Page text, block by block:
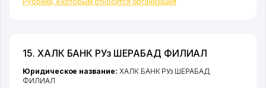
15. ХАЛК БАНК РУз ШЕРАБАД ФИЛИАЛ
Юридическое название: ХАЛК БАНК РУз ШЕРАБАД
ФИЛИАЛ